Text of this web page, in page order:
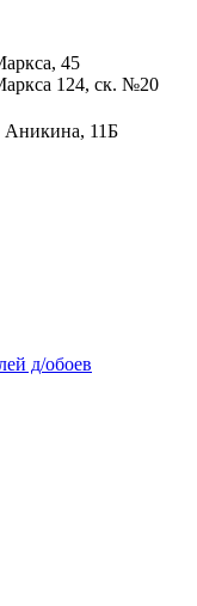
45
124, ск. №20
Аникина, 11Б
д/обоев